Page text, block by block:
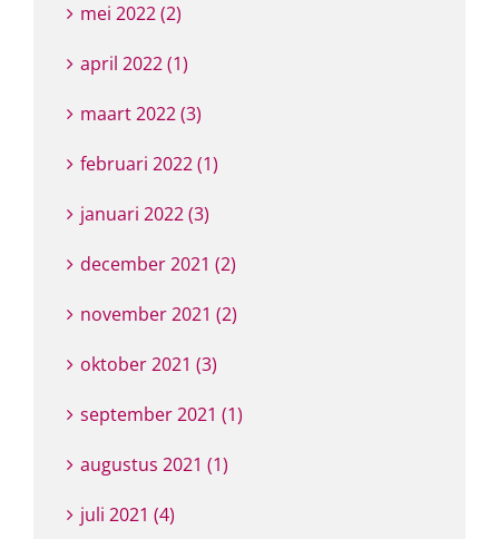
mei 2022 (2)
april 2022 (1)
maart 2022 (3)
februari 2022 (1)
januari 2022 (3)
december 2021 (2)
november 2021 (2)
oktober 2021 (3)
september 2021 (1)
augustus 2021 (1)
juli 2021 (4)